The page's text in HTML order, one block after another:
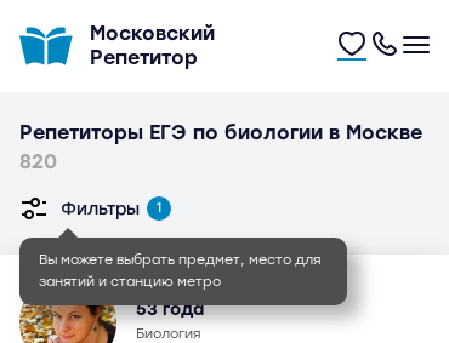
Московский
Репетитор
Репетиторы ЕГЭ по биологии в Москве
820
Вы можете выбрать предмет, место для
занятий и станцию метро
Фильтры 1
Елена Алексеевна
53 года
биология